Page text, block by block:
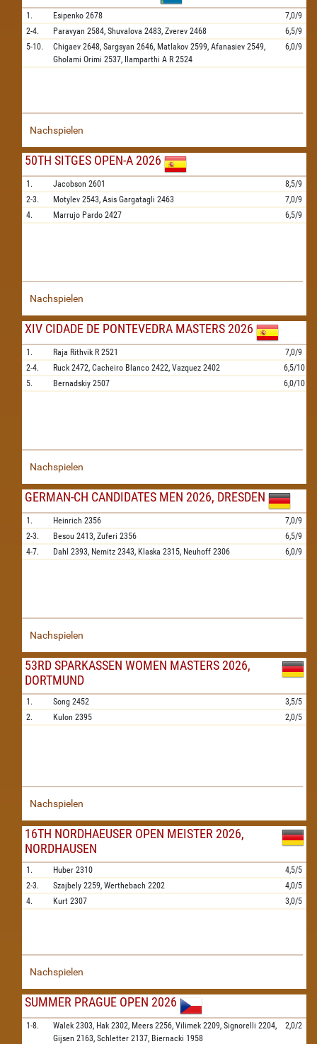
1. Esipenko 2678
7,0/9
2-4.
Paravyan 2584, Shuvalova 2483, Zverev 2468
6,5/9
5-10.
Chigaev 2648, Sargsyan 2646, Matlakov 2599, Afanasiev 2549,
Gholami Orimi 2537, Ilamparthi A R 2524
6,0/9
Nachspielen
50TH SITGES OPEN-A 2026
1. Jacobson 2601
8,5/9
2-3.
Motylev 2543, Asis Gargatagli 2463
7,0/9
4.
Marrujo Pardo 2427 6,5/9
Nachspielen
XIV CIDADE DE PONTEVEDRA MASTERS 2026
1. Raja Rithvik R 2521
7,0/9
2-4.
Ruck 2472, Cacheiro Blanco 2422, Vazquez 2402
6,5/10
5.
Bernadskiy 2507 6,0/10
Nachspielen
GERMAN-CH CANDIDATES MEN 2026, DRESDEN
1. Heinrich 2356
7,0/9
2-3.
Besou 2413, Zuferi 2356
6,5/9
4-7.
Dahl 2393, Nemitz 2343, Klaska 2315, Neuhoff 2306 6,0/9
Nachspielen
53RD SPARKASSEN WOMEN MASTERS 2026,
DORTMUND
1. Song 2452
3,5/5
2.
Kulon 2395 2,0/5
Nachspielen
16TH NORDHAEUSER OPEN MEISTER 2026,
NORDHAUSEN
1. Huber 2310
4,5/5
2-3.
Szajbely 2259, Werthebach 2202
4,0/5
4.
Kurt 2307 3,0/5
Nachspielen
SUMMER PRAGUE OPEN 2026
1-8. Walek 2303, Hak 2302, Meers 2256, Vilimek 2209, Signorelli 2204,
Gijsen 2163, Schletter 2137, Biernacki 1958
2,0/2